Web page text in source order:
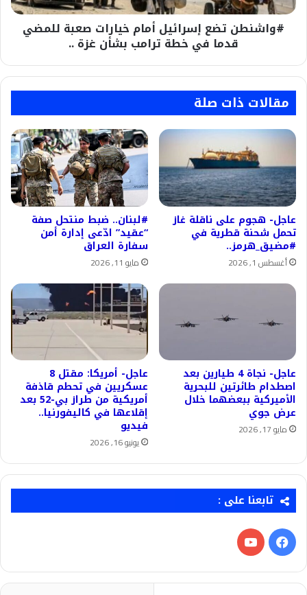
في
خطة
غزة
#واشنطن تضع إسرائيل أمام خيارات صعبة للمضي
قدما في خطة ترامب بشأن غزة ..
مقالات ذات صلة
عاجل- هجوم على ناقلة غاز
تحمل شحنة قطرية في
#مضيق_هرمز..
أغسطس 1, 2026
#لبنان.. ضبط منتحل صفة
“عقيد” ادّعى إدارة أمن
سفارة العراق
مايو 11, 2026
عاجل- نجاة 4 طيارين بعد
اصطدام طائرتين للبحرية
الأميركية ببعضهما خلال
عرض جوي
مايو 17, 2026
عاجل- أمريكا: مقتل 8
عسكريين في تحطم قاذفة
أمريكية من طراز بي-52 بعد
إقلاعها في كاليفورنيا..
فيديو
يونيو 16, 2026
تابعنا على :
فيسبوك‫YouTube